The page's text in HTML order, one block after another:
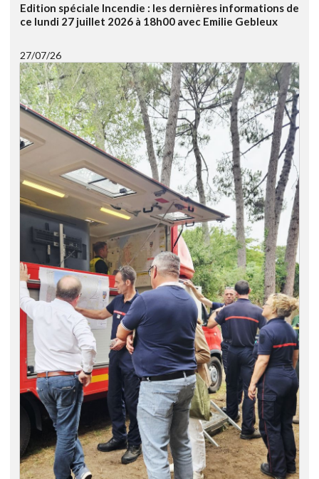
Edition spéciale Incendie : les dernières informations de
ce lundi 27 juillet 2026 à 18h00 avec Emilie Gebleux
27/07/26